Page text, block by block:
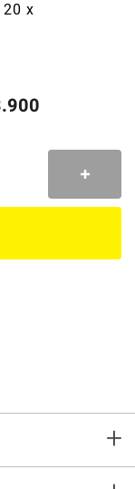
x
.900
+
– Funcionalidad y estilo